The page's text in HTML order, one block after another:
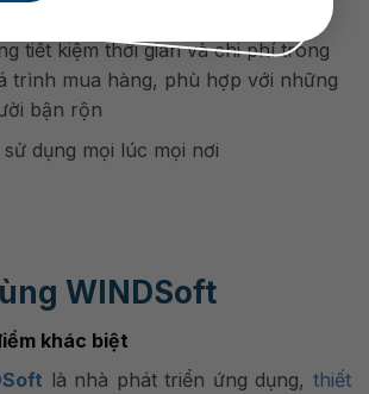
tiết kiệm thời gian và chi phí trong
trình mua hàng, phù hợp với những
bận rộn
sử dụng mọi lúc mọi nơi
WINDSoft
khác biệt
là nhà phát triển ứng dụng, thiết